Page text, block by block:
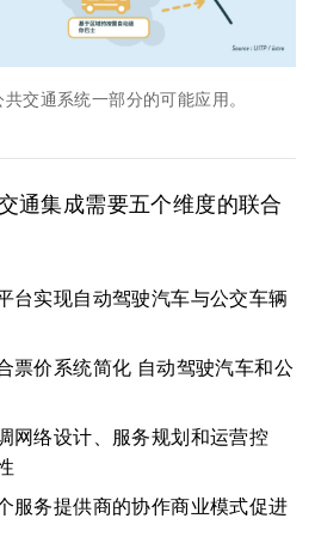
交通系统一部分的可能应用。
通集成需要五个维度的联合
台实现自动驾驶汽车与公交车辆
票价系统简化 自动驾驶汽车和公
网络设计、服务规划和运营控
服务提供商的协作商业模式促进